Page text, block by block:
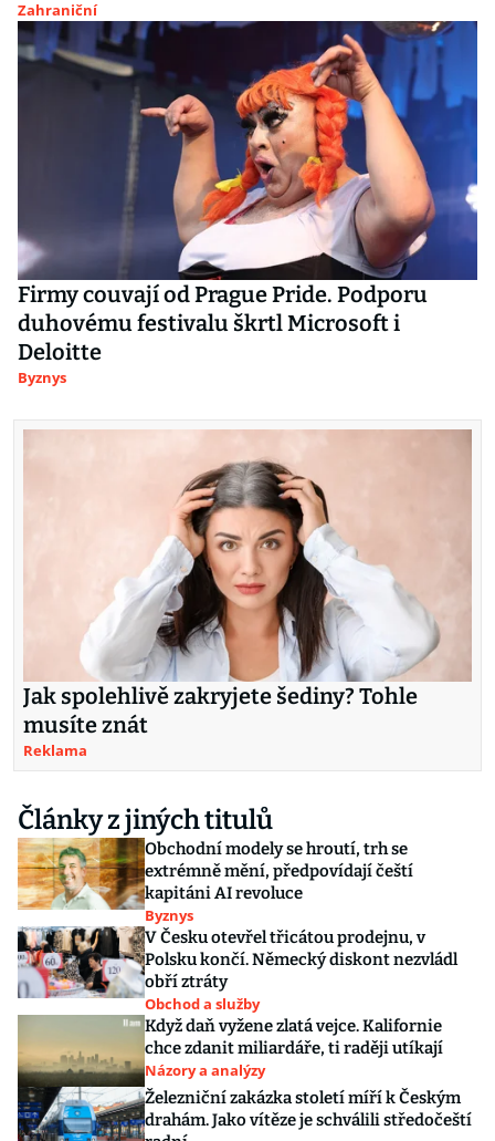
Zahraniční
Firmy couvají od Prague Pride. Podporu
duhovému festivalu škrtl Microsoft i
Deloitte
Byznys
Jak spolehlivě zakryjete šediny? Tohle
musíte znát
Reklama
Články z jiných titulů
Obchodní modely se hroutí, trh se
extrémně mění, předpovídají čeští
kapitáni AI revoluce
Byznys
V Česku otevřel třicátou prodejnu, v
Polsku končí. Německý diskont nezvládl
obří ztráty
Obchod a služby
Když daň vyžene zlatá vejce. Kalifornie
chce zdanit miliardáře, ti raději utíkají
Názory a analýzy
Železniční zakázka století míří k Českým
drahám. Jako vítěze je schválili středočeští